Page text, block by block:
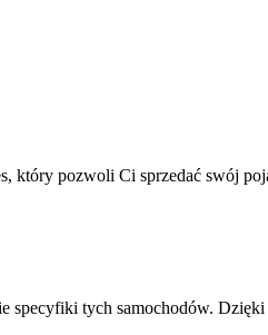
który pozwoli Ci sprzedać swój
specyfiki tych samochodów.